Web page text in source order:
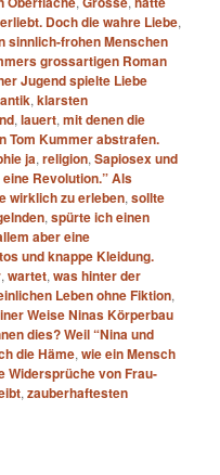
Doch die wahre Liebe,
sinnlich-​frohen Menschen
grossartigen Roman
Jugend spielte Liebe
,klarsten
,lauert,mit denen die
Tom Kummer abstrafen.
ja,religion,Sapiosex und
Revolution.” Als
wirklich zu erleben,sollte
,spürte ich einen
aber eine
und knappe Kleidung.
,wartet,was hinter der
Leben ohne Fiktion,
Weise Ninas Körperbau
dies? Weil “Nina und
die Häme,wie ein Mensch
Widersprüche von Frau-​
,zauberhaftesten